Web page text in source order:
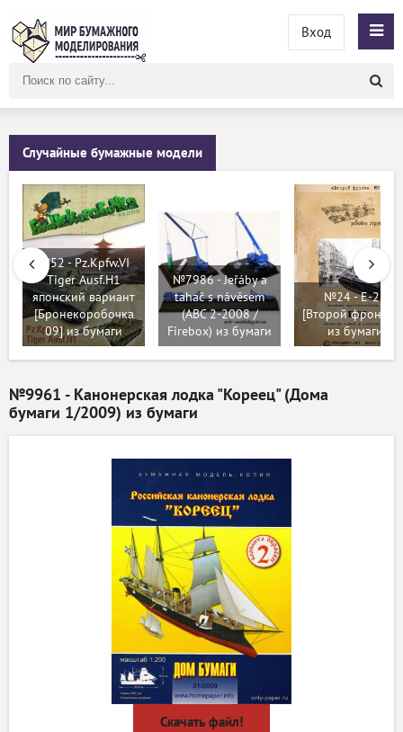
сайту
Вход
Случайные бумажные модели
№52 - Pz.Kpfw.VI
Tiger Ausf.H1
японский вариант
[Бронекоробочка
09] из бумаги
№7986 - Jeřáby a
tahač s návěsem
(ABC 2-2008 /
Firebox) из бумаги
№24 - E-25
[Второй фронт
из бумаги
№9961 - Канонерская лодка "Кореец" (Дома
бумаги 1/2009) из бумаги
Скачать файл!